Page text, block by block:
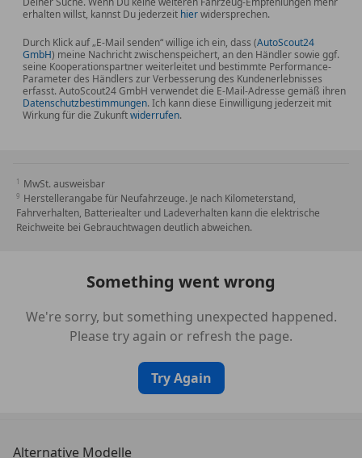
DAC)
verbrauchsoptimiertes Fahren
Fahrassistenz-System: Fußgängererkennung
Fahrassistenz-System: Notlenk-Assistent
Fahrassistenz-System: Pre-Collision-System (PCS)
Heckleuchten LED
Hybrid 96 kW (Motor 1,5 Ltr. - 68 kW)
Innenraumfilter: Staub- und Pollenfilter mit
Kindersicherung elektr. betätigt
Lenksäule (Lenkrad) verstellbar
Multimedia Display (10,5 Zoll)
Multimedia Display (9,0 Zoll)
Parkbremse elektrisch (EPB)
erhalten willst, kannst Du jederzeit hierwidersprechen.
Durch Klick auf „E-Mail senden“ willige ich ein, dass (AutoScout24
GmbH) meine Nachricht zwischenspeichert, an den Händler sowie ggf.
seine Kooperationspartner weiterleitet und bestimmte Performance-
Parameter des Händlers zur Verbesserung des Kundenerlebnisses
erfasst. AutoScout24 GmbH verwendet die E-Mail-Adresse gemäß ihren
Datenschutzbestimmungen. Ich kann diese Einwilligung jederzeit mit
Wirkung für die Zukunftwiderrufen.
MwSt. ausweisbar
Herstellerangabe für Neufahrzeuge. Je nach Kilometerstand,
Fahrverhalten, Batteriealter und Ladeverhalten kann die elektrische
Reichweite bei Gebrauchtwagen deutlich abweichen.
Something went wrong
We're sorry, but something unexpected happened.
Please try again or refresh the page.
Try Again
Alternative Modelle